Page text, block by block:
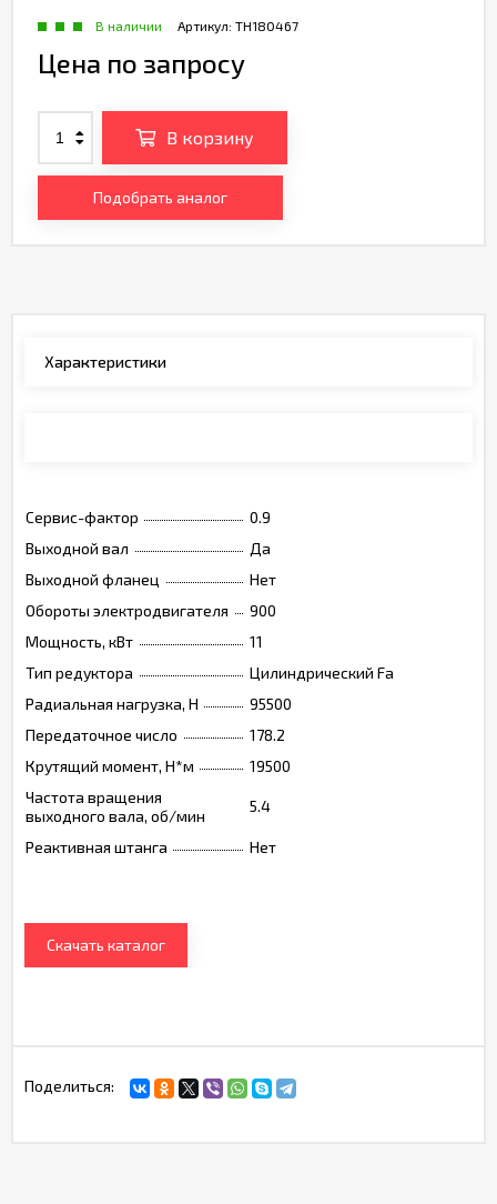
Артикул: TH180467
В наличии
Цена по запросу
В корзину
Подобрать аналог
Характеристики
Сервис-фактор
0.9
Выходной вал
Да
Выходной фланец
Нет
Обороты электродвигателя
900
Мощность, кВт
11
Тип редуктора
Цилиндрический Fa
Радиальная нагрузка, Н
95500
Передаточное число
178.2
Крутящий момент, Н*м
19500
Частота вращения
выходного вала, об/мин
5.4
Реактивная штанга Нет
Скачать каталог
Поделиться: